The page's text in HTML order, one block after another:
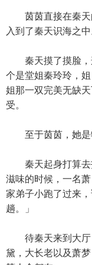
茵茵直接在秦天
入到了秦天识海之中
秦天摸了摸脸，
个是堂姐秦玲玲，姐
姐那一双完美无缺
受。
至于茵茵，她是
秦天起身打算去
滋味的时候，一名萧
家弟子小跑了过来
趟。」
待秦天来到大厅
黛，大长老以及萧梦